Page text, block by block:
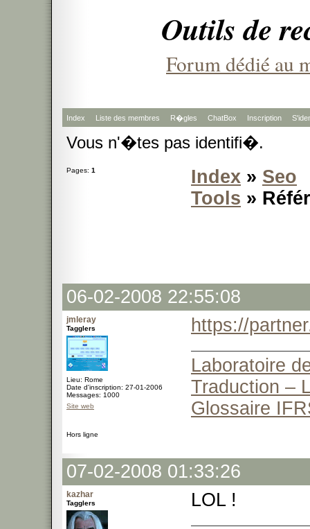
Outils de
Forum dédié au
Index Liste des membres R�gles ChatBox Inscription
Vous n'�tes pas identifi�.
Pages: 1 Index » Seo
Tools »
06-02-2008 22:55:08
jmleray
Tagglers
Lieu: Rome
Date d'inscription: 27-01-2006
Messages: 1000
Site web
https://
Laboratoire
Traduction –
Glossaire
Hors ligne
07-02-2008 01:33:26
kazhar
Tagglers
LOL !